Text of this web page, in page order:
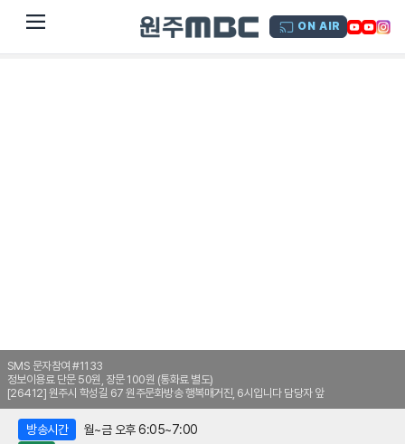
dehaze ON AIR
SMS 문자참여 #1133
정보이용료 단문 50원, 장문 100원 (통화료 별도)
[26412] 원주시 학성길 67 원주문화방송 행복매거진, 6시입니다 담당자 앞
방송시간
월~금 오후 6:05~7:00